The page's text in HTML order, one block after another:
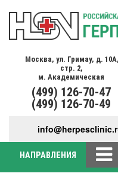
Москва, ул. Гримау, д. 10А,
стр. 2,
м. Академическая
(499) 126-70-47
(499) 126-70-49
НАПРАВЛЕНИЯ